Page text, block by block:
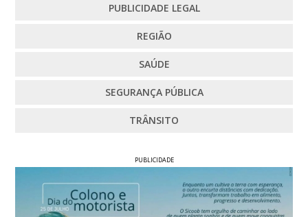
PUBLICIDADE LEGAL
REGIÃO
SAÚDE
SEGURANÇA PÚBLICA
TRÂNSITO
PUBLICIDADE